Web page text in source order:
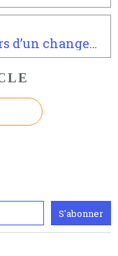
325. Les signes avant-coureurs d’un changement d’appréhension.